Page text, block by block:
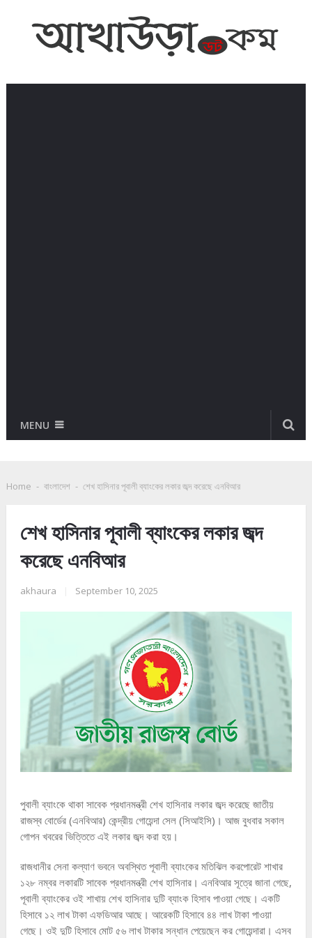
MENU
Home - বাংলাদেশ - শেখ হাসিনার পূবালী ব্যাংকের লকার জব্দ করেছে এনবিআর
শেখ হাসিনার পূবালী ব্যাংকের লকার জব্দ
করেছে এনবিআর
akhaura September 10, 2025
পুবালী ব্যাংকে থাকা সাবেক প্রধানমন্ত্রী শেখ হাসিনার লকার জব্দ করেছে জাতীয়
রাজস্ব বোর্ডের (এনবিআর) কেন্দ্রীয় গোয়েন্দা সেল (সিআইসি)। আজ বুধবার সকাল
গোপন খবরের ভিত্তিতে এই লকার জব্দ করা হয়।
রাজধানীর সেনা কল্যাণ ভবনে অবস্থিত পূবালী ব্যাংকের মতিঝিল করপোরেট শাখার
১২৮ নম্বর লকারটি সাবেক প্রধানমন্ত্রী শেখ হাসিনার। এনবিআর সূত্রে জানা গেছে,
পূবালী ব্যাংকের ওই শাখায় শেখ হাসিনার দুটি ব্যাংক হিসাব পাওয়া গেছে। একটি
হিসাবে ১২ লাখ টাকা এফডিআর আছে। আরেকটি হিসাবে ৪৪ লাখ টাকা পাওয়া
গেছে। ওই দুটি হিসাবে মোট ৫৬ লাখ টাকার সন্ধান পেয়েছেন কর গোয়েন্দারা। এসব